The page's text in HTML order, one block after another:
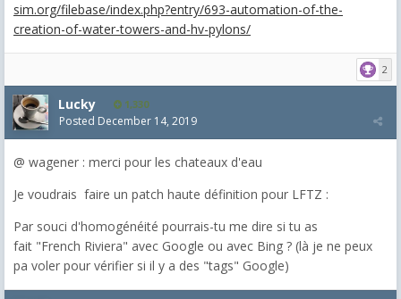
sim.org/filebase/index.php?entry/693-automation-of-the-
creation-of-water-towers-and-hv-pylons/
2
Lucky 1,330
Posted December 14, 2019
@ wagener : merci pour les chateaux d'eau
Je voudrais faire un patch haute définition pour LFTZ :
Par souci d'homogénéité pourrais-tu me dire si tu as
fait "French Riviera" avec Google ou avec Bing ? (là je ne peux
pa voler pour vérifier si il y a des "tags" Google)